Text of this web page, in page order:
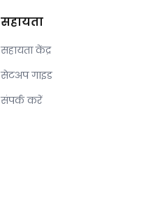
सहायता
सहायता केंद्र
सेटअप गाइड
संपर्क करें